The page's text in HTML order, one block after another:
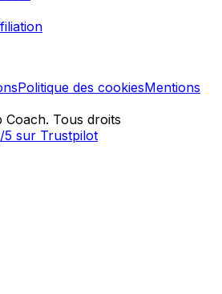
Politique des cookiesMentions
Coach. Tous droits
5 sur Trustpilot